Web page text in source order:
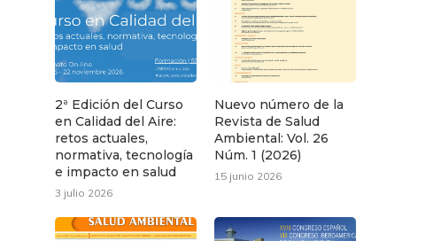
2ª Edición del Curso
en Calidad del Aire:
retos actuales,
normativa, tecnología
e impacto en salud
3 julio 2026
Nuevo número de la
Revista de Salud
Ambiental: Vol. 26
Núm. 1 (2026)
15 junio 2026